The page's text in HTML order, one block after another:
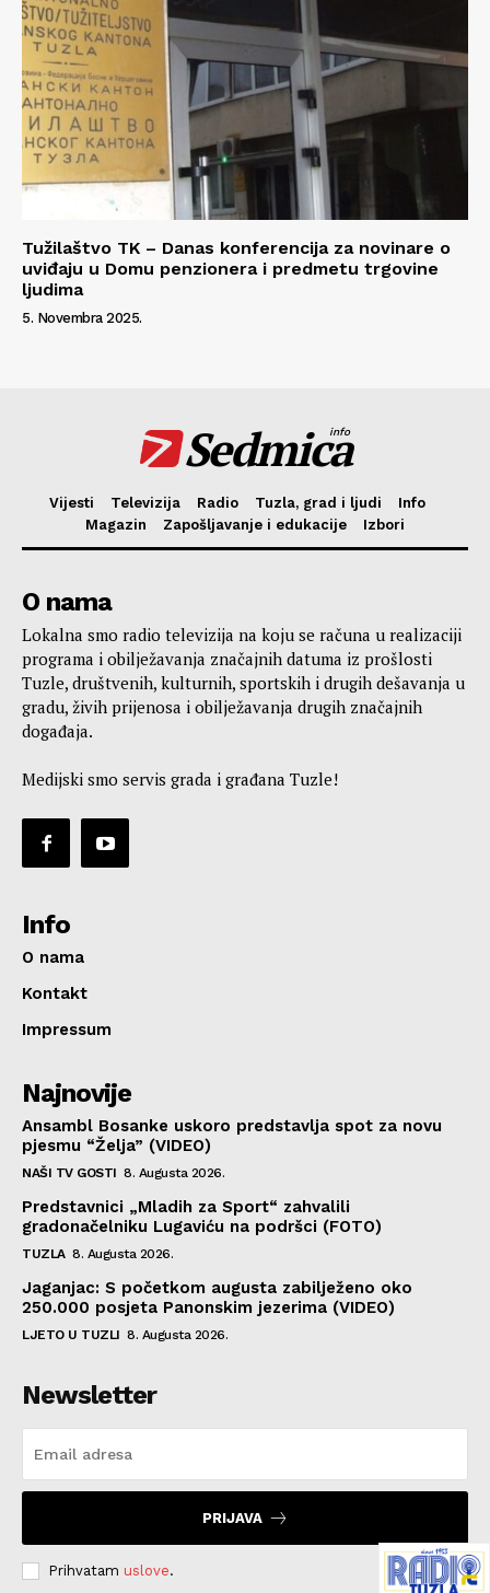
Tužilaštvo TK – Danas konferencija za novinare o
uviđaju u Domu penzionera i predmetu trgovine
ljudima
5. Novembra 2025.
Sedmica
info
Vijesti Televizija Radio Tuzla, grad i ljudi
Info
Magazin
Zapošljavanje i edukacije Izbori
O nama
Lokalna smo radio televizija na koju se računa u realizaciji
programa i obilježavanja značajnih datuma iz prošlosti
Tuzle, društvenih, kulturnih, sportskih i drugih dešavanja u
gradu, živih prijenosa i obilježavanja drugih značajnih
događaja.
Medijski smo servis grada i građana Tuzle!
Info
O nama
Kontakt
Impressum
Najnovije
Ansambl Bosanke uskoro predstavlja spot za novu
pjesmu “Želja” (VIDEO)
NAŠI TV GOSTI 8. Augusta 2026.
Predstavnici „Mladih za Sport“ zahvalili
gradonačelniku Lugaviću na podršci (FOTO)
TUZLA 8. Augusta 2026.
Jaganjac: S početkom augusta zabilježeno oko
250.000 posjeta Panonskim jezerima (VIDEO)
LJETO U TUZLI 8. Augusta 2026.
Newsletter
PRIJAVA
Prihvatam uslove.